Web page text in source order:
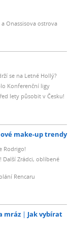
Onassisova ostrova
se na Letné Hollý?
Konferenční ligy
lety působit v Česku!
make-up trendy
Rodrigo!
Další Zrádci, oblíbené
Rencaru
mráz
Jak vybírat